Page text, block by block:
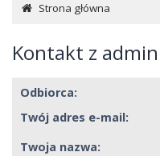
Strona główna
Kontakt z
Odbiorca:
Twój adres e-mail:
Twoja nazwa: